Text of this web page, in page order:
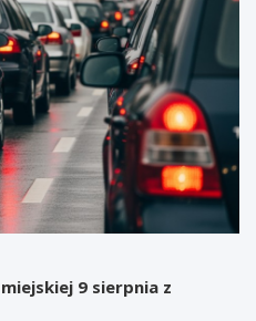
9 sierpnia z